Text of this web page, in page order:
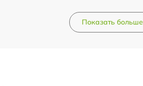
Показать больше